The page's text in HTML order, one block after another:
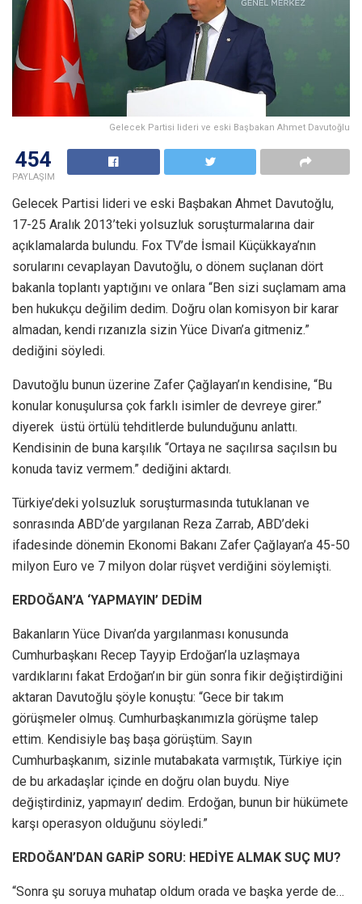
Gelecek Partisi lideri ve eski Başbakan Ahmet Davutoğlu
454
PAYLAŞIM
Gelecek Partisi lideri ve eski Başbakan Ahmet Davutoğlu,
17-25 Aralık 2013’teki yolsuzluk soruşturmalarına dair
açıklamalarda bulundu. Fox TV’de İsmail Küçükkaya’nın
sorularını cevaplayan Davutoğlu, o dönem suçlanan dört
bakanla toplantı yaptığını ve onlara “Ben sizi suçlamam ama
ben hukukçu değilim dedim. Doğru olan komisyon bir karar
almadan, kendi rızanızla sizin Yüce Divan’a gitmeniz.”
dediğini söyledi.
Davutoğlu bunun üzerine Zafer Çağlayan’ın kendisine, “Bu
konular konuşulursa çok farklı isimler de devreye girer.”
diyerek üstü örtülü tehditlerde bulunduğunu anlattı.
Kendisinin de buna karşılık “Ortaya ne saçılırsa saçılsın bu
konuda taviz vermem.” dediğini aktardı.
Türkiye’deki yolsuzluk soruşturmasında tutuklanan ve
sonrasında ABD’de yargılanan Reza Zarrab, ABD’deki
ifadesinde dönemin Ekonomi Bakanı Zafer Çağlayan’a 45-50
milyon Euro ve 7 milyon dolar rüşvet verdiğini söylemişti.
ERDOĞAN’A ‘YAPMAYIN’ DEDİM
Bakanların Yüce Divan’da yargılanması konusunda
Cumhurbaşkanı Recep Tayyip Erdoğan’la uzlaşmaya
vardıklarını fakat Erdoğan’ın bir gün sonra fikir değiştirdiğini
aktaran Davutoğlu şöyle konuştu: “Gece bir takım
görüşmeler olmuş. Cumhurbaşkanımızla görüşme talep
ettim. Kendisiyle baş başa görüştüm. Sayın
Cumhurbaşkanım, sizinle mutabakata varmıştık, Türkiye için
de bu arkadaşlar içinde en doğru olan buydu. Niye
değiştirdiniz, yapmayın’ dedim. Erdoğan, bunun bir hükümete
karşı operasyon olduğunu söyledi.”
ERDOĞAN’DAN GARİP SORU: HEDİYE ALMAK SUÇ MU?
“Sonra şu soruya muhatap oldum orada ve başka yerde de…